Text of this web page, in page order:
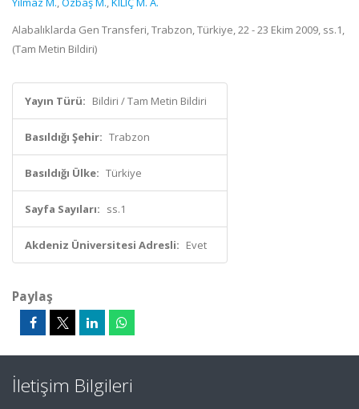
Alabalıklarda Gen Transferi, Trabzon, Türkiye, 22 - 23 Ekim 2009, ss.1,
(Tam Metin Bildiri)
Yayın Türü: Bildiri / Tam Metin Bildiri
Basıldığı Şehir: Trabzon
Basıldığı Ülke: Türkiye
Sayfa Sayıları: ss.1
Akdeniz Üniversitesi Adresli: Evet
Paylaş
İletişim Bilgileri